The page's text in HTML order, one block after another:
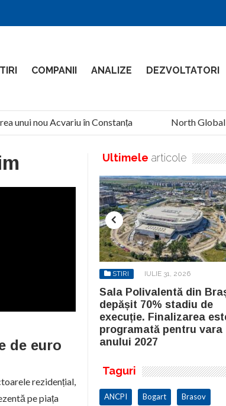
COMPANII ANALIZE DEZVOLTATORI
unui nou Acvariu în Constanța North Global
de euro
rezidențial,
pe piața
Ultimele articole
pentru vara
STIRI IULIE 31, 2026
Sala Polivalentă din
depășit 70% stadiu de
execuție. Finalizarea
programată pentru vara
anului 2027
Taguri
ANCPI Bogart Brasov